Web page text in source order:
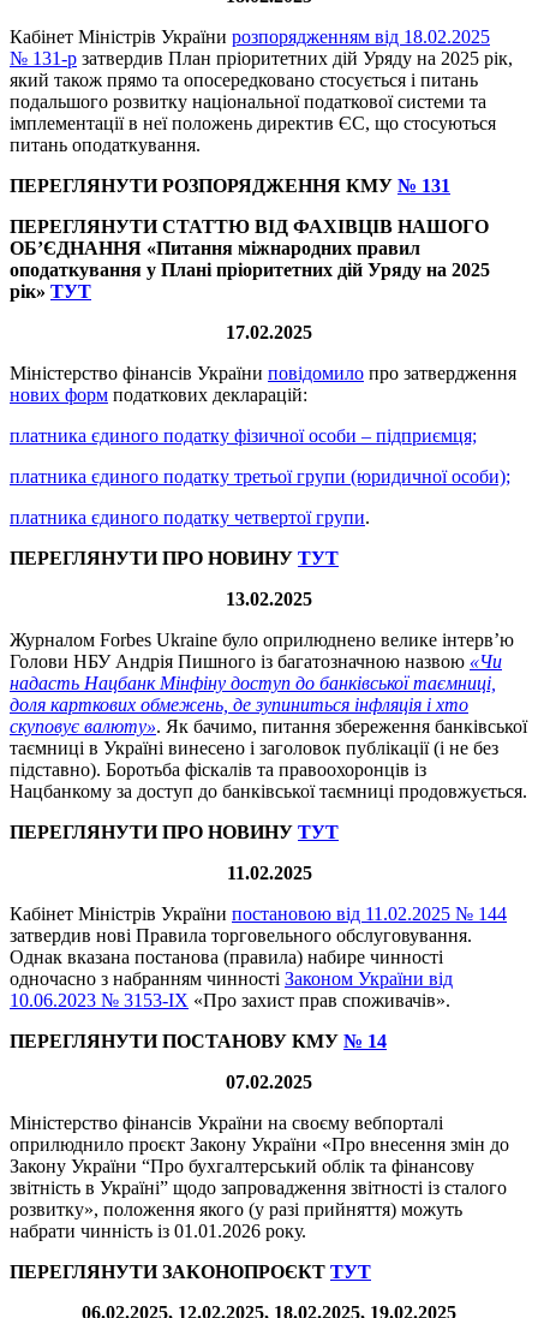
Кабінет Міністрів України розпорядженням від 18.02.2025
№ 131-р затвердив План пріоритетних дій Уряду на 2025 рік,
який також прямо та опосередковано стосується і питань
подальшого розвитку національної податкової системи та
імплементації в неї положень директив ЄС, що стосуються
питань оподаткування.
ПЕРЕГЛЯНУТИ РОЗПОРЯДЖЕННЯ КМУ № 131
ПЕРЕГЛЯНУТИ СТАТТЮ ВІД ФАХІВЦІВ НАШОГО
ОБ’ЄДНАННЯ «Питання міжнародних правил
оподаткування у Плані пріоритетних дій Уряду на 2025
рік» ТУТ
17.02.2025
Міністерство фінансів України повідомило про затвердження
нових форм податкових декларацій:
платника єдиного податку фізичної особи – підприємця;
платника єдиного податку третьої групи (юридичної особи);
платника єдиного податку четвертої групи.
ПЕРЕГЛЯНУТИ ПРО НОВИНУ ТУТ
13.02.2025
Журналом Forbes Ukraine було оприлюднено велике інтерв’ю
Голови НБУ Андрія Пишного із багатозначною назвою «Чи
надасть Нацбанк Мінфіну доступ до банківської таємниці,
доля карткових обмежень, де зупиниться інфляція і хто
скуповує валюту». Як бачимо, питання збереження банківської
таємниці в Україні винесено і заголовок публікації (і не без
підставно). Боротьба фіскалів та правоохоронців із
Нацбанкому за доступ до банківської таємниці продовжується.
ПЕРЕГЛЯНУТИ ПРО НОВИНУ ТУТ
11.02.2025
Кабінет Міністрів України постановою від 11.02.2025 № 144
затвердив нові Правила торговельного обслуговування.
Однак вказана постанова (правила) набире чинності
одночасно з набранням чинності Законом України від
10.06.2023 № 3153-IX «Про захист прав споживачів».
ПЕРЕГЛЯНУТИ ПОСТАНОВУ КМУ № 14
07.02.2025
Міністерство фінансів України на своєму вебпорталі
оприлюднило проєкт Закону України «Про внесення змін до
Закону України “Про бухгалтерський облік та фінансову
звітність в Україні” щодо запровадження звітності із сталого
розвитку», положення якого (у разі прийняття) можуть
набрати чинність із 01.01.2026 року.
ПЕРЕГЛЯНУТИ ЗАКОНОПРОЄКТ ТУT
06.02.2025, 12.02.2025, 18.02.2025, 19.02.2025